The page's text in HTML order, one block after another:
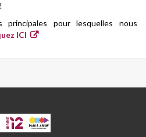
pour lesquelles nous
ICI
CPA
ET